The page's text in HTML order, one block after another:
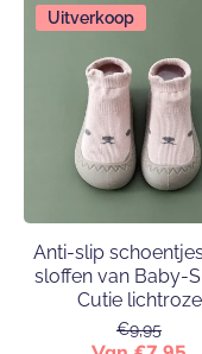
Uitverkoop
Anti-slip
sloffen van Baby-
Cutie lichtroze
€9,95